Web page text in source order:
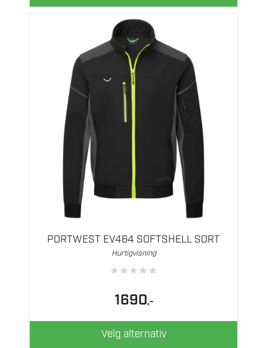
PORTWEST EV464 SOFTSHELL SORT
Hurtigvisning
★★★★★
1690,-
Velg alternativ
produktet
flere
produktsiden